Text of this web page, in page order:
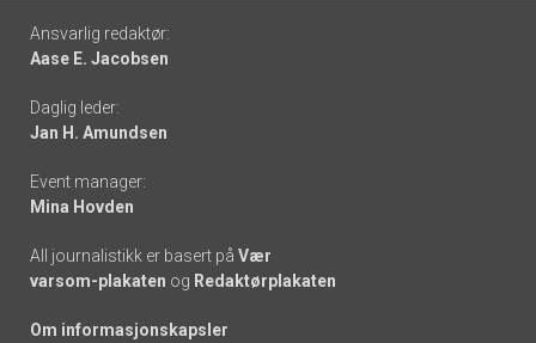
Footer
-
links
Ansvarlig redaktør:
Aase E. Jacobsen
Daglig leder:
Jan H. Amundsen
Event manager:
Mina Hovden
All journalistikk er basert på Vær
varsom-plakaten og Redaktørplakaten
Om informasjonskapsler